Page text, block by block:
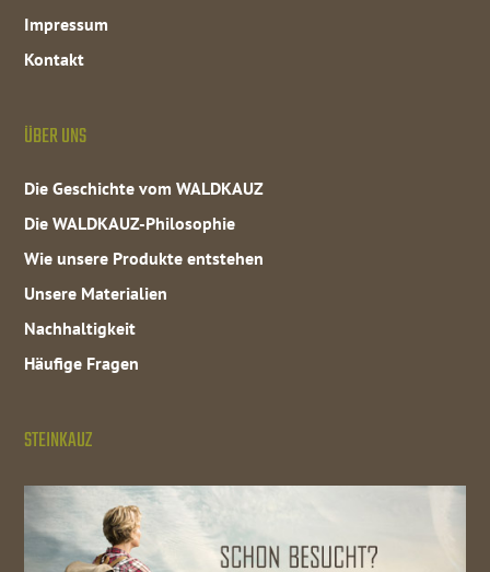
Impressum
Kontakt
ÜBER UNS
Die Geschichte vom WALDKAUZ
Die WALDKAUZ-Philosophie
Wie unsere Produkte entstehen
Unsere Materialien
Nachhaltigkeit
Häufige Fragen
STEINKAUZ